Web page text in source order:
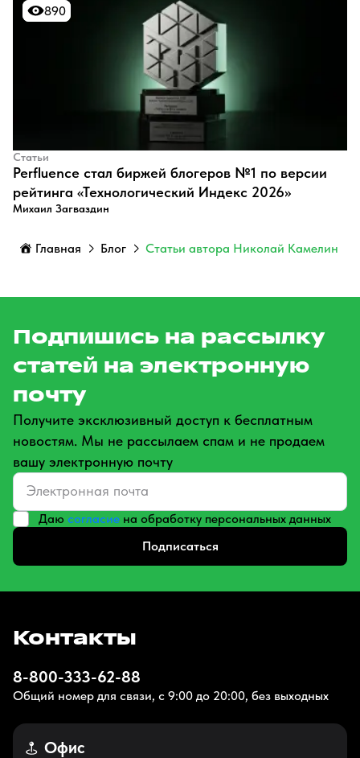
890
890
Статьи
Perfluence стал биржей блогеров №1 по версии
рейтинга «Технологический Индекс 2026»
Михаил Загваздин
Главная Блог Статьи автора Николай Камелин
Подпишись на рассылку
статей на электронную
почту
Получите эксклюзивный доступ к бесплатным
новостям. Мы не рассылаем спам и не продаем
вашу электронную почту
Даю согласие на обработку персональных данных
Подписаться
Контакты
8-800-333-62-88
Общий номер для связи, с 9:00 до 20:00, без выходных
Офис